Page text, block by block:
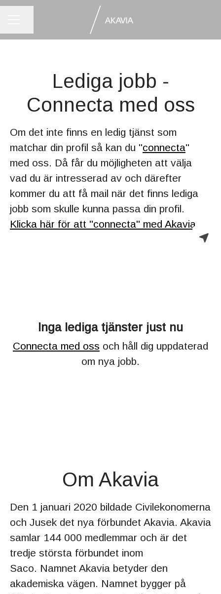
Lediga jobb -
Connecta med oss
Om det inte finns en ledig tjänst som
matchar din profil så kan du "connecta"
med oss. Då får du möjligheten att välja
vad du är intresserad av och därefter
kommer du att få mail när det finns lediga
jobb som skulle kunna passa din profil.
Klicka här för att "connecta" med Akavia.
Inga lediga tjänster just nu
Connecta med oss och håll dig uppdaterad
om nya jobb.
Om Akavia
Den 1 januari 2020 bildade Civilekonomerna
och Jusek det nya förbundet Akavia. Akavia
samlar 144 000 medlemmar och är det
tredje största förbundet inom
Saco. Namnet Akavia betyder den
akademiska vägen. Namnet bygger på